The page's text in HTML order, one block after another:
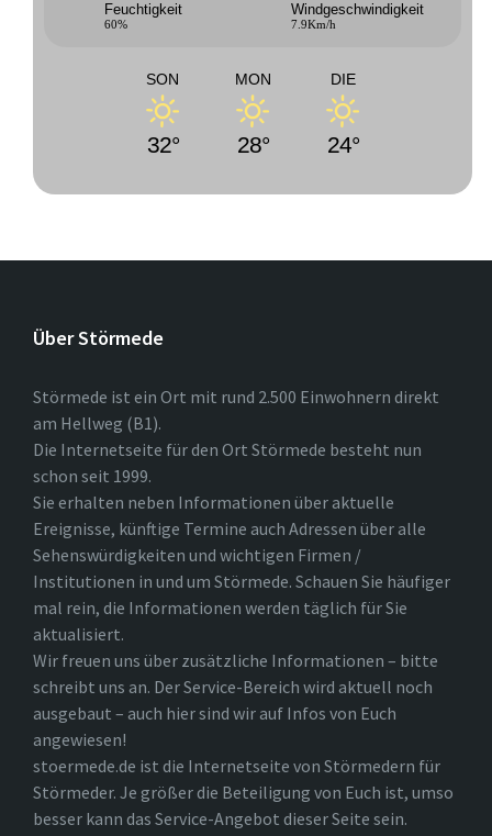
Feuchtigkeit
60%
Windgeschwindigkeit
7.9Km/h
SON
32°
MON
28°
DIE
24°
Über Störmede
Störmede ist ein Ort mit rund 2.500 Einwohnern direkt
am Hellweg (B1).
Die Internetseite für den Ort Störmede besteht nun
schon seit 1999.
Sie erhalten neben Informationen über aktuelle
Ereignisse, künftige Termine auch Adressen über alle
Sehenswürdigkeiten und wichtigen Firmen /
Institutionen in und um Störmede. Schauen Sie häufiger
mal rein, die Informationen werden täglich für Sie
aktualisiert.
Wir freuen uns über zusätzliche Informationen – bitte
schreibt uns an. Der Service-Bereich wird aktuell noch
ausgebaut – auch hier sind wir auf Infos von Euch
angewiesen!
stoermede.de ist die Internetseite von Störmedern für
Störmeder. Je größer die Beteiligung von Euch ist, umso
besser kann das Service-Angebot dieser Seite sein.